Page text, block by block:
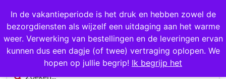
In de vakantieperiode is het druk en hebben zowel de
bezorgdiensten als wijzelf een uitdaging aan het warme
weer. Verwerking van bestellingen en de leveringen ervan
kunnen dus een dagje (of twee) vertraging oplopen. We
hopen op jullie begrip! Ik begrijp het
1000+ producten op voorraad
0